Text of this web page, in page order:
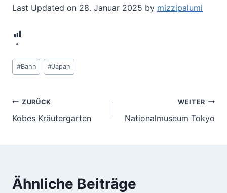
Last Updated on 28. Januar 2025 by mizzipalumi
Schlagworte:
#Bahn #Japan
Beitragsnavigation
ZURÜCK
Kobes Kräutergarten
WEITER
Nationalmuseum Tokyo
Ähnliche Beiträge